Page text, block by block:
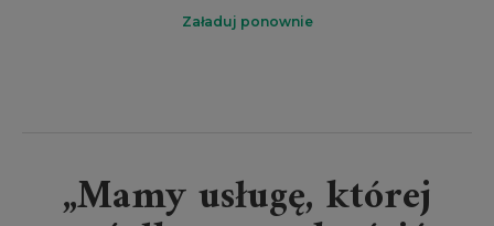
Załaduj ponownie
„Mamy usługę, której